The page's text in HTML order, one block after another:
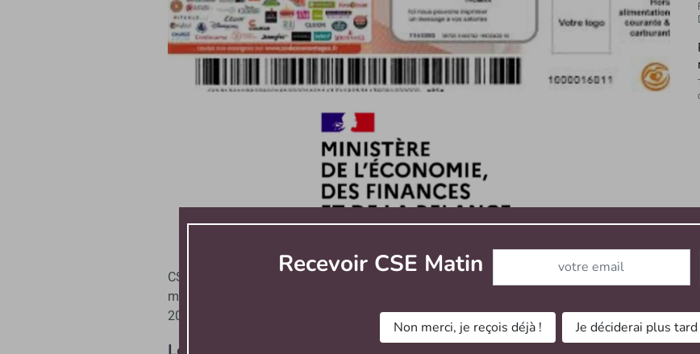
Cette décision est prise « en raison des conditions particulières rencontrées pendant
contribution de sécurité sociale, les chèques-cadeaux distribués en particulier par les
CSE doivent être d’un montant inférieur à 171,40 €. « Du fait de la prolongation des
mesures sanitaires qui ont de nouveau affecté l’activité des CSE au cours de l’année
2021, ce plafond est exceptionnellement relevé. »
Recevoir CSE Matin Abonnez-vous à notre
Non merci, je reçois déjà ! Je déciderai plus tard